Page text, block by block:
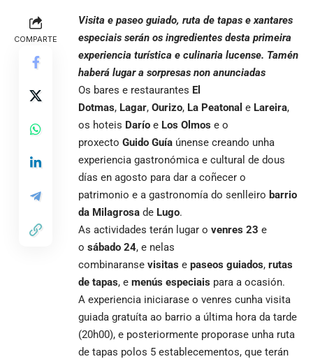
COMPARTE
Visita e paseo guiado, ruta de tapas e xantares
especiais serán os ingredientes desta primeira
experiencia turística e culinaria lucense. Tamén
haberá lugar a sorpresas non anunciadas
Os bares e restaurantes El
Dotmas, Lagar, Ourizo, La Peatonal e Lareira,
os hoteis Darío e Los Olmos e o
proxecto Guido Guía únense creando unha
experiencia gastronómica e cultural de dous
días en agosto para dar a coñecer o
patrimonio e a gastronomía do senlleiro barrio
da Milagrosa de Lugo.
As actividades terán lugar o venres 23 e
o sábado 24, e nelas
combinaranse visitas e paseos guiados, rutas
de tapas, e menús especiais para a ocasión.
A experiencia iniciarase o venres cunha visita
guiada gratuíta ao barrio a última hora da tarde
(20h00), e posteriormente proporase unha ruta
de tapas polos 5 establecementos, que terán